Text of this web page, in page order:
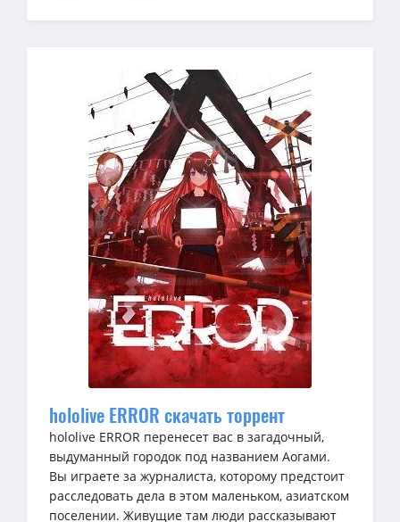
hololive ERROR скачать торрент
hololive ERROR перенесет вас в загадочный,
выдуманный городок под названием Аогами.
Вы играете за журналиста, которому предстоит
расследовать дела в этом маленьком, азиатском
поселении. Живущие там люди рассказывают